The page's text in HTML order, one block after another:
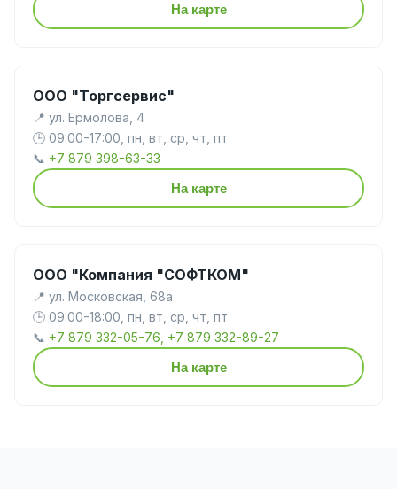
На карте
ООО "Торгсервис"
📍 ул. Ермолова, 4
🕒 09:00-17:00, пн, вт, ср, чт, пт
📞 +7 879 398-63-33
На карте
ООО "Компания "СОФТКОМ"
📍 ул. Московская, 68а
🕒 09:00-18:00, пн, вт, ср, чт, пт
📞 +7 879 332-05-76, +7 879 332-89-27
На карте